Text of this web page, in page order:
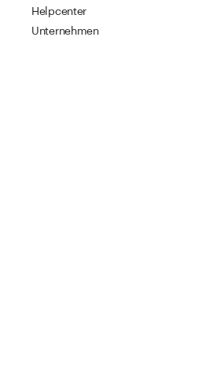
Helpcenter
Unternehmen